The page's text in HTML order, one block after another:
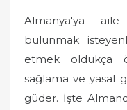
t
e
d
Almanya'ya
bulunmak
etmek oldukça
sağlama ve yasal
güder. İşte